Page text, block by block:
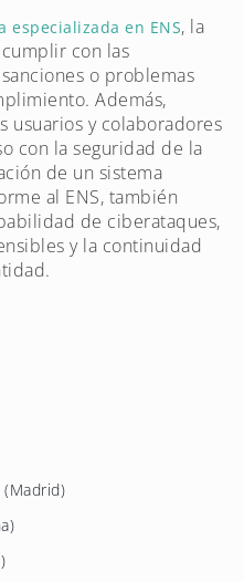
especializada en ENS, la
con las
o problemas
Además,
usuarios y colaboradores
con la seguridad de la
de un sistema
al ENS, también
de ciberataques,
y la continuidad
(Madrid)